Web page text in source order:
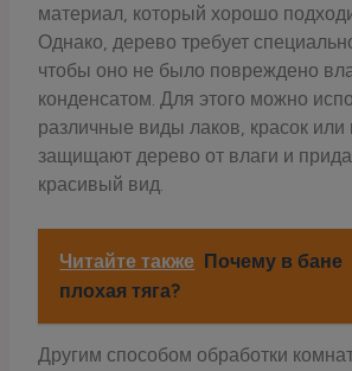
материал, который хорошо
Однако, дерево требует
чтобы оно не было повреждено
конденсатом. Для этого можно
различные виды лаков, красок или
защищают дерево от влаги и
красивый вид.
Читайте также Почему в бане
плохая тяга?
Другим способом обработки